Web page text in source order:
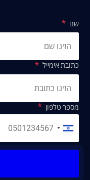
שם
כתובת אימייל
מספר טלפון